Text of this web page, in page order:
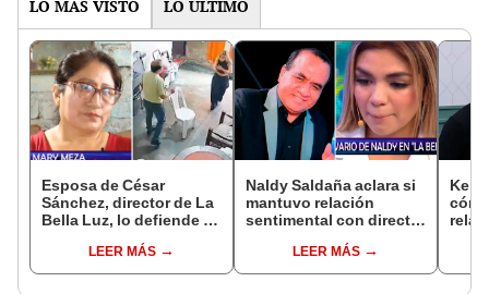
LO MÁS VISTO LO ÚLTIMO
Esposa de César
Sánchez, director de La
Bella Luz, lo defiende y
relación clandestina
con Naldy Saldaña:
LEER MÁS
Naldy Saldaña aclara si
mantuvo relación
sentimental con director
denunciarlo por
tocamientos: “Me
LEER MÁS